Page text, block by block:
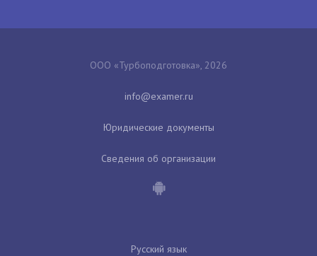
ООО «Турбоподготовка», 2026
Юридические документы
Сведения об организации
Русский язык